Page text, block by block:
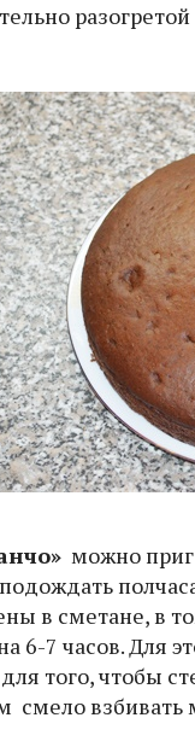
можно
в сметане, в
6-7 часов. Для
того, чтобы
смело взбивать